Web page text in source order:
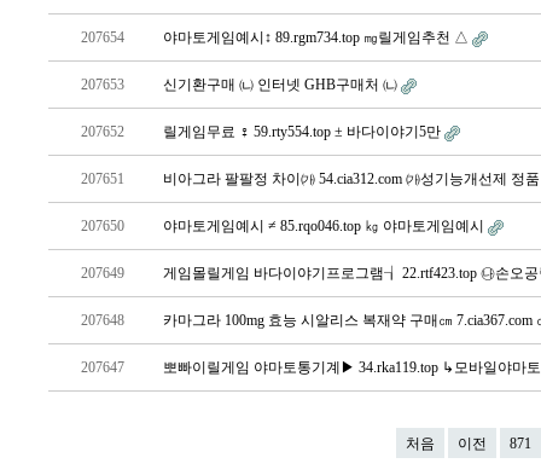
207654 야마토게임예시↕ 89.rgm734.top ㎎릴게임추천 △
207653 신기환구매 ㈁ 인터넷 GHB구매처 ㈁
207652 릴게임무료 ♀ 59.rty554.top ± 바다이야기5만
207651 비아그라 팔팔정 차이㈎ 54.cia312.com ㈎성기능개선제
207650 야마토게임예시 ≠ 85.rqo046.top ㎏ 야마토게임예시
207649 게임몰릴게임 바다이야기프로그램┧ 22.rtf423.top ㉯손오
207648 카마그라 100mg 효능 시알리스 복재약 구매㎝
207647 뽀빠이릴게임 야마토통기계▶ 34.rka119.top ↳모바일야마
처음 이전 871